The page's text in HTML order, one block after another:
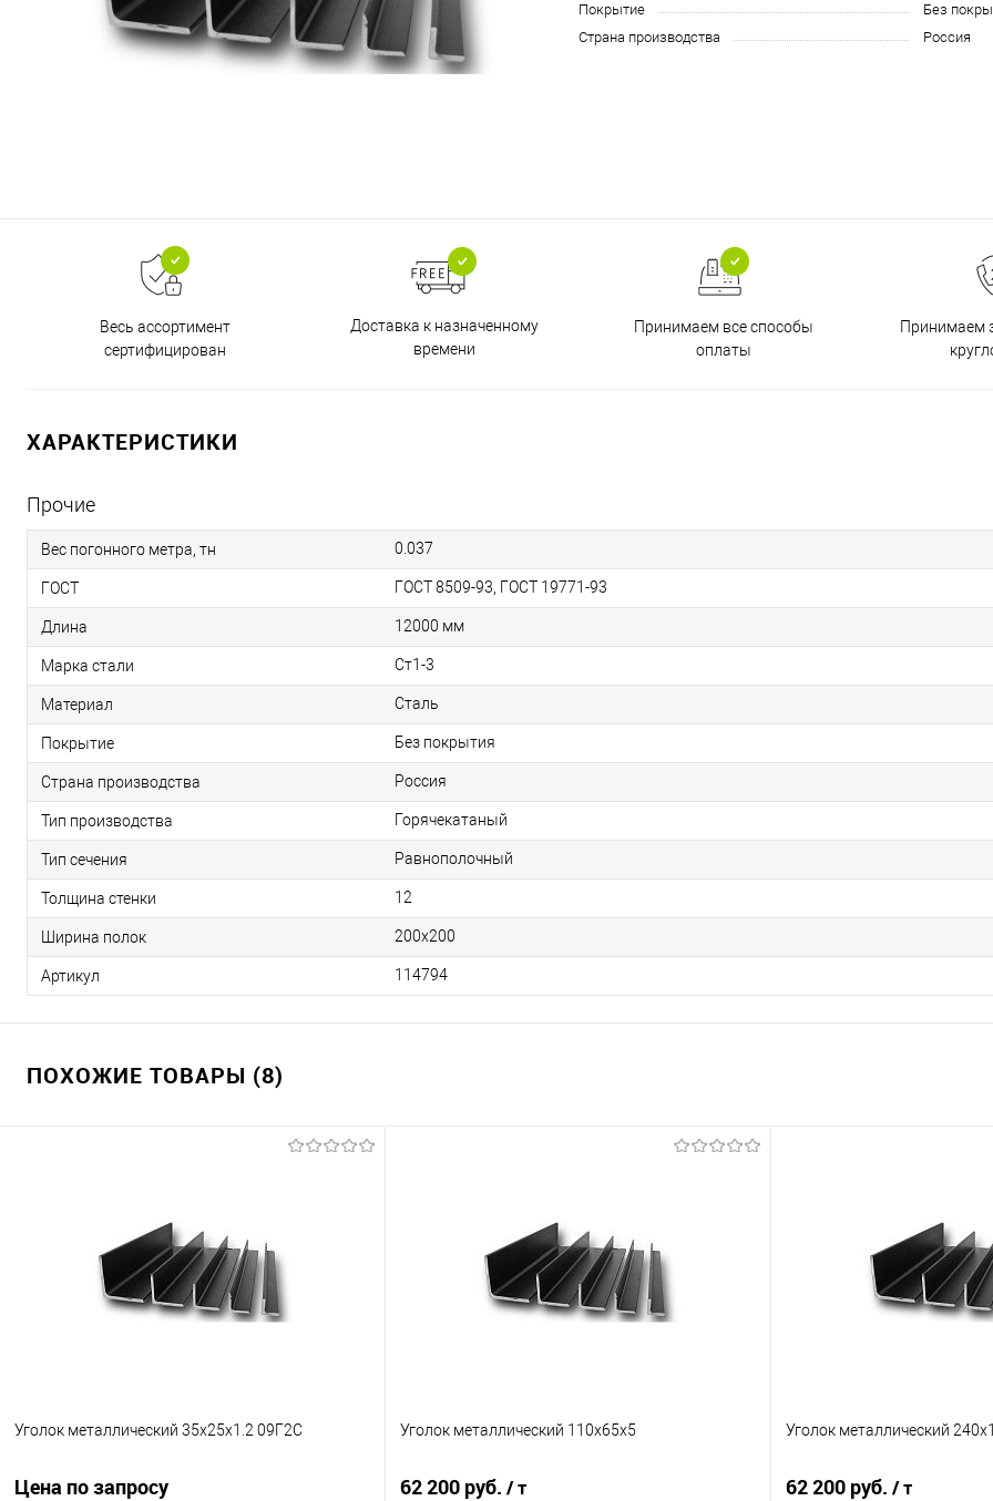
Покрытие
Без
Страна производства
Россия
Весь ассортимент
сертифицирован
Доставка к назначенному
времени
Принимаем все способы
оплаты
Принимаем
ХАРАКТЕРИСТИКИ
Прочие
Вес погонного метра, тн 0.037
ГОСТ ГОСТ 8509-93, ГОСТ 19771-93
Длина 12000 мм
Марка стали Ст1-3
Материал Сталь
Покрытие Без покрытия
Страна производства Россия
Тип производства Горячекатаный
Тип сечения Равнополочный
Толщина стенки 12
Ширина полок 200х200
Артикул 114794
ПОХОЖИЕ ТОВАРЫ (8)
Уголок металлический 35х25х1.2 09Г2С
Цена по запросу
Уголок металлический 110х65х5
62 200 руб. / т
Уголок металлический
62 200 руб. / т